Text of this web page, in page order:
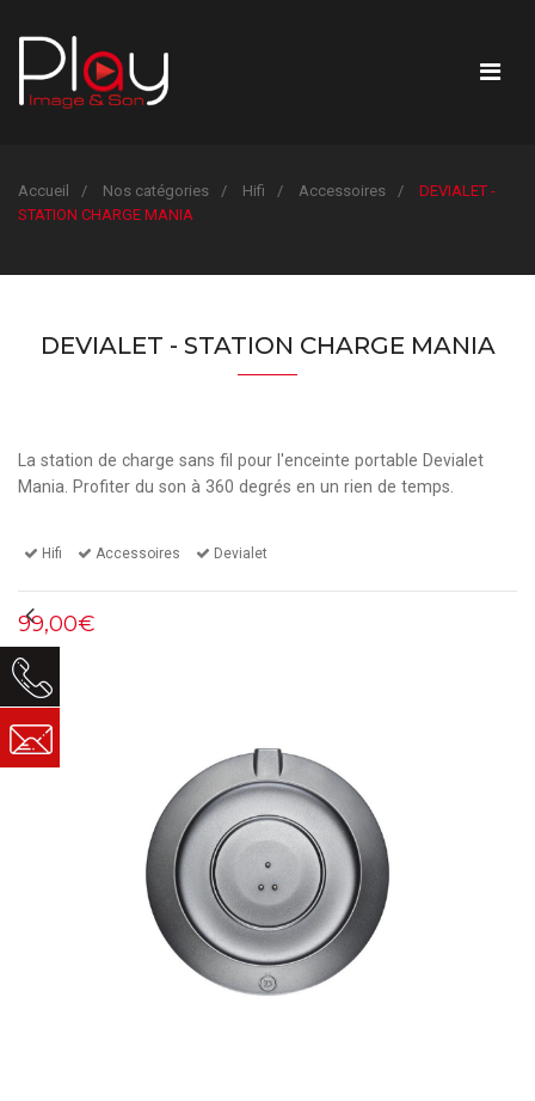
Accueil Nos catégories Hifi Accessoires
DEVIALET -
STATION CHARGE MANIA
DEVIALET - STATION CHARGE MANIA
La station de charge sans fil pour l'enceinte portable Devialet
Mania. Profiter du son à 360 degrés en un rien de temps.
Hifi Accessoires Devialet
99,00€